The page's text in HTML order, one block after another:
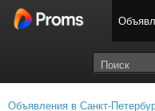
Объявления в Санкт-